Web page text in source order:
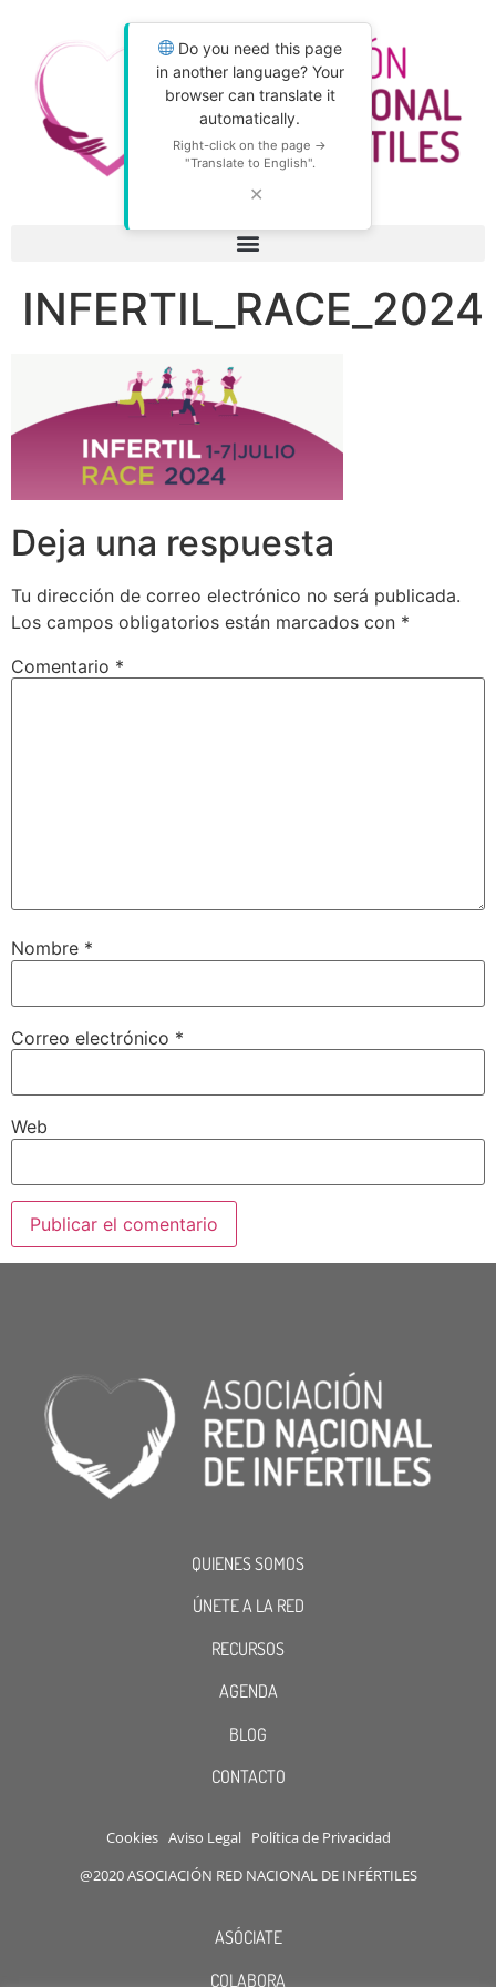
Do you need this page
in another language? Your
browser can translate it
automatically.
Right-click on the page →
"Translate to English".
✕
INFERTIL_RACE_2024
Deja una respuesta
Tu dirección de correo electrónico no será publicada.
Los campos obligatorios están marcados con *
Comentario *
Nombre *
Correo electrónico *
Web
QUIENES SOMOS
ÚNETE A LA RED
RECURSOS
AGENDA
BLOG
CONTACTO
Cookies Aviso Legal Política de Privacidad
@2020 ASOCIACIÓN RED NACIONAL DE INFÉRTILES
ASÓCIATE
COLABORA